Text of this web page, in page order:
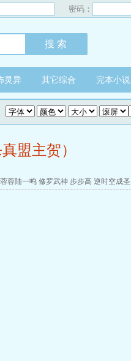
密码：
灵异 其它综合 完本小说
盟主贺）
蓉陆一鸣修罗武神步步高逆时空成圣